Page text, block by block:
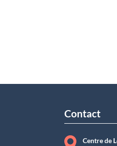
Contact
Centre de